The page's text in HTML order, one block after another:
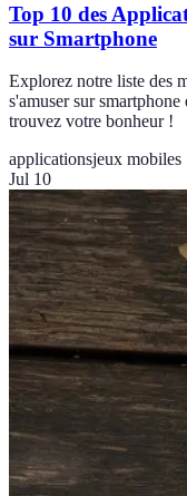
Top 10 des
sur Smartphone
Explorez notre liste des
s'amuser sur
trouvez votre bonheur !
applicationsjeux mobiles
Jul 10